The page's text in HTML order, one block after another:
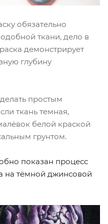
обязательно
ткани, дело в
демонстрирует
глубину
простым
ткань темная,
белой краской
грунтом.
показан процесс
на тёмной джинсовой